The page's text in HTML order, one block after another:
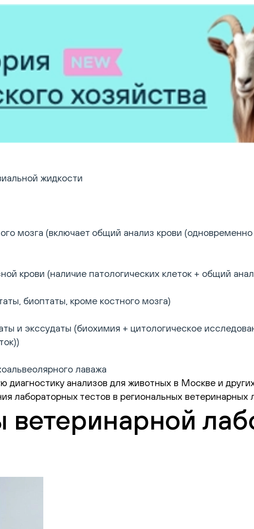
жидкости
мозга (включает общий анализ крови
крови (наличие патологических клеток + общий
биоптаты, кроме костного мозга)
и экссудаты (биохимия + цитологическое
лаважа
диагностику анализов для животных в Москве и
лабораторных тестов в региональных ветеринарных
ветеринарной